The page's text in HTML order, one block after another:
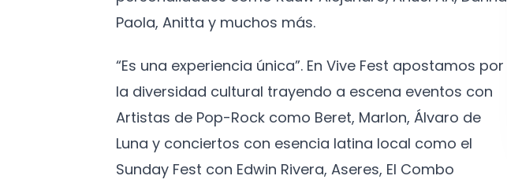
Paola, Anitta y muchos más.
“Es una experiencia única”. En Vive Fest apostamos por
la diversidad cultural trayendo a escena eventos con
Artistas de Pop-Rock como Beret, Marlon, Álvaro de
Luna y conciertos con esencia latina local como el
Sunday Fest con Edwin Rivera, Aseres, El Combo